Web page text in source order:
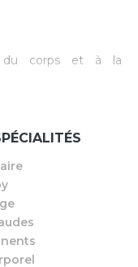
du corps et à la
une démarche
s’adapte aux
:
:
/ Massage
des rituels de la